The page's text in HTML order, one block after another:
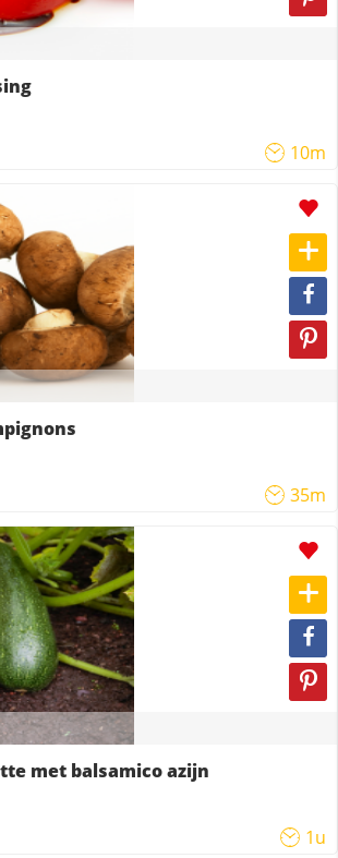
10m
35m
met balsamico azijn
1u